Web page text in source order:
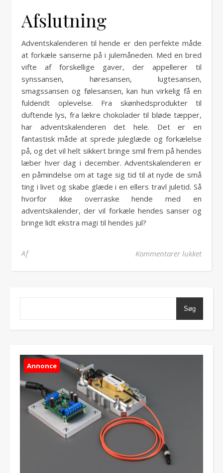
Afslutning
Adventskalenderen til hende er den perfekte måde
at forkæle sanserne på i julemåneden. Med en bred
vifte af forskellige gaver, der appellerer til
synssansen, høresansen, lugtesansen,
smagssansen og følesansen, kan hun virkelig få en
fuldendt oplevelse. Fra skønhedsprodukter til
duftende lys, fra lækre chokolader til bløde tæpper,
har adventskalenderen det hele. Det er en
fantastisk måde at sprede juleglæde og forkælelse
på, og det vil helt sikkert bringe smil frem på hendes
læber hver dag i december. Adventskalenderen er
en påmindelse om at tage sig tid til at nyde de små
ting i livet og skabe glæde i en ellers travl juletid. Så
hvorfor ikke overraske hende med en
adventskalender, der vil forkæle hendes sanser og
bringe lidt ekstra magi til hendes jul?
Af Kommentarer lukkettil
Søg
Annonce